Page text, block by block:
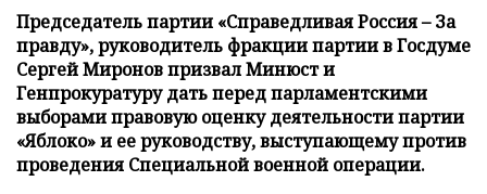
Председатель партии «Справедливая Россия – За
правду», руководитель фракции партии в Госдуме
Сергей Миронов призвал Минюст и
Генпрокуратуру дать перед парламентскими
выборами правовую оценку деятельности партии
«Яблоко» и ее руководству, выступающему против
проведения Специальной военной операции.